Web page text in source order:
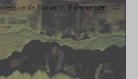
de Harvard. Il demande